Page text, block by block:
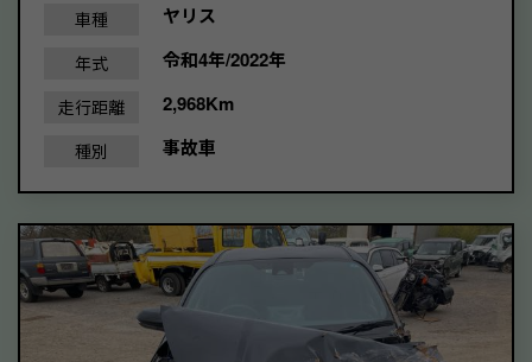
車種 ヤリス
年式 令和4年/2022年
走行距離 2,968Km
種別 事故車